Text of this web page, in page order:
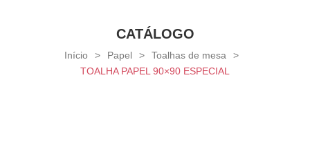
CATÁLOGO
Início > Papel > Toalhas de mesa
>
TOALHA PAPEL 90×90 ESPECIAL